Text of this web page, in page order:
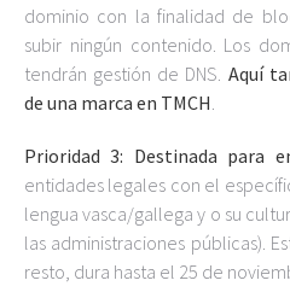
dominio con la finalidad de
subir ningún contenido. Los
tendrán gestión de DNS. Aquí
de una marca en TMCH.
Prioridad 3: Destinada para
entidades legales con el
lengua vasca/gallega y o su
las administraciones públicas).
resto, dura hasta el 25 de